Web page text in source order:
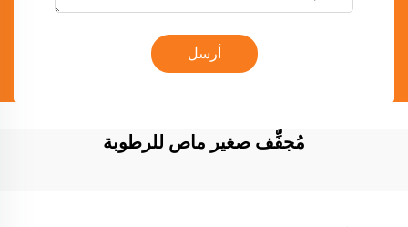
أرسل
مُجفِّف صغير ماص للرطوبة